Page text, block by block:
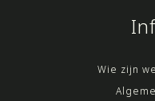
Wie zijn